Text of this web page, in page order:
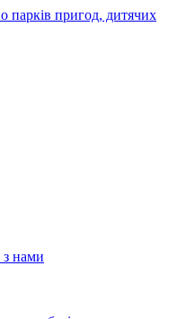
парків пригод, дитячих
нами